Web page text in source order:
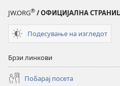
JW.ORG® / ОФИЦИЈАЛНА
Подесување на изгледот
Брзи линкови
Побарај посета